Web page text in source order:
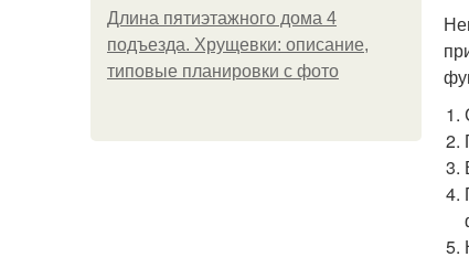
Длина пятиэтажного дома 4
подъезда. Хрущевки: описание,
типовые планировки с фото